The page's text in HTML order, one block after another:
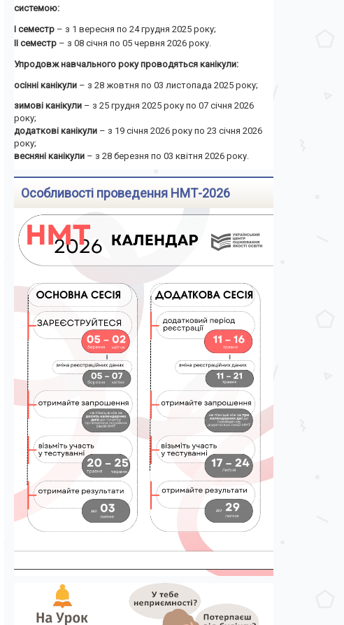
системою:
І семестр– з 1 вересня по 24 грудня 2025 року;
ІІ семестр– з 08 січня по 05 червня 2026 року.
Упродовж навчального року проводяться канікули:
осінні канікули– з 28 жовтня по 03 листопада 2025 року;
зимові канікули– з 25 грудня 2025 року по 07 січня 2026
року;
додаткові канікули– з 19 січня 2026 року по 23 січня 2026
року;
весняні канікули– з 28 березня по 03 квітня 2026 року.
Особливості проведення НМТ-2026